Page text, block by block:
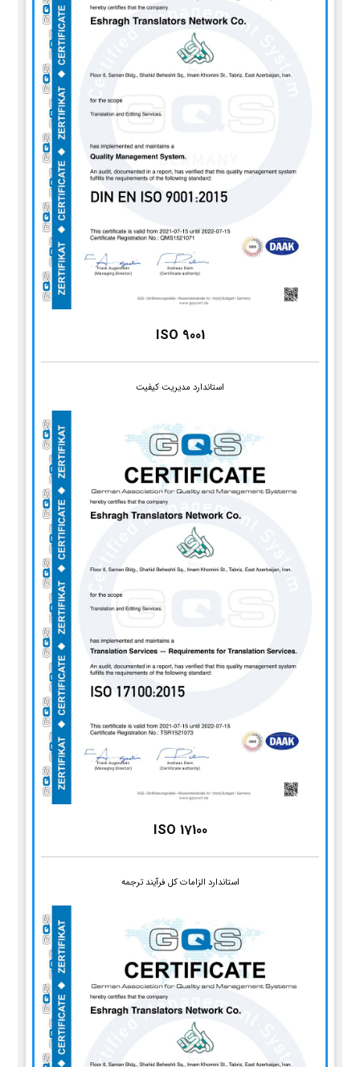
ISO 9001
استاندارد مدیریت کیفیت
ISO 17100
استاندارد الزامات کل فرآیند ترجمه